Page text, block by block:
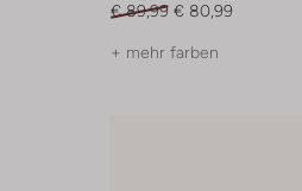
€ 89,99 € 80,99
+ mehr farben